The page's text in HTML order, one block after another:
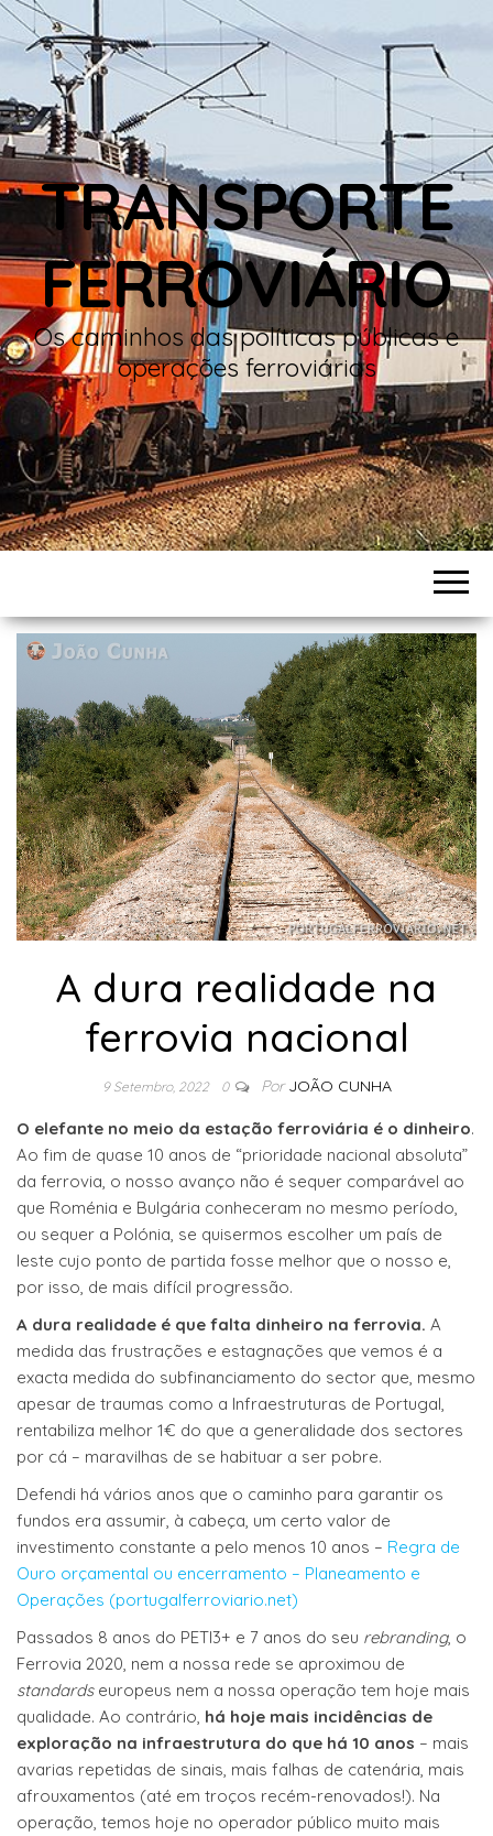
TRANSPORTE
FERROVIÁRIO
Os caminhos das políticas públicas e
operações ferroviárias
A dura realidade na
ferrovia nacional
9 Setembro, 2022 0 Por JOÃO CUNHA
O elefante no meio da estação ferroviária é o dinheiro.
Ao fim de quase 10 anos de “prioridade nacional absoluta”
da ferrovia, o nosso avanço não é sequer comparável ao
que Roménia e Bulgária conheceram no mesmo período,
ou sequer a Polónia, se quisermos escolher um país de
leste cujo ponto de partida fosse melhor que o nosso e,
por isso, de mais difícil progressão.
A dura realidade é que falta dinheiro na ferrovia. A
medida das frustrações e estagnações que vemos é a
exacta medida do subfinanciamento do sector que, mesmo
apesar de traumas como a Infraestruturas de Portugal,
rentabiliza melhor 1€ do que a generalidade dos sectores
por cá – maravilhas de se habituar a ser pobre.
Defendi há vários anos que o caminho para garantir os
fundos era assumir, à cabeça, um certo valor de
investimento constante a pelo menos 10 anos – Regra de
Ouro orçamental ou encerramento – Planeamento e
Operações (portugalferroviario.net)
Passados 8 anos do PETI3+ e 7 anos do seu rebranding, o
Ferrovia 2020, nem a nossa rede se aproximou de
standardseuropeus nem a nossa operação tem hoje mais
qualidade. Ao contrário, há hoje mais incidências de
exploração na infraestrutura do que há 10 anos – mais
avarias repetidas de sinais, mais falhas de catenária, mais
afrouxamentos (até em troços recém-renovados!). Na
operação, temos hoje no operador público muito mais